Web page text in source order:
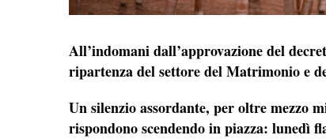
All’indomani dall’approvazione del
ripartenza del settore del Matrimonio e
Un silenzio assordante, per oltre mezzo
rispondono scendendo in piazza: lunedì